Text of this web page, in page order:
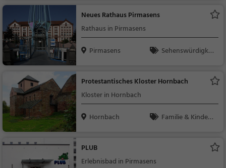
Neues Rathaus Pirmasens
Rathaus in Pirmasens
Pirmasens
Sehenswürdigkei
Protestantisches Kloster Hornbach
Kloster in Hornbach
Hornbach
Familie & Kinder,
PLUB
Erlebnisbad in Pirmasens